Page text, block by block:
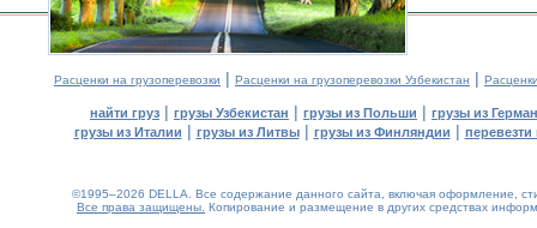
Расценки на грузоперевозки | Расценки на грузоперевозки Узбекистан |
найти груз | грузы Узбекистан | грузы из Польши | грузы из
грузы из Италии | грузы из Литвы| грузы из Финляндии | перевезти
©1995–2026 DELLA. Все содержание данного сайта, включая оформление,
Все права защищены. Копирование и размещение в других средствах